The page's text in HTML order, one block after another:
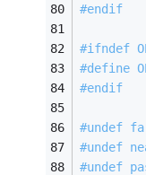
#endif
#ifndef
#define
#endif
#undef
#undef
#undef